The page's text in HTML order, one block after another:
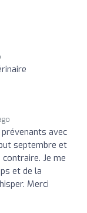
avec
septembre et
Je me
et de la
Merci